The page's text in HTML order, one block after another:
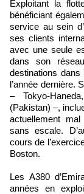
Exploitant la
bénéficiant
service au sein
ses clients
avec une seule
dans son
destinations
l’année dernière.
– Tokyo-
(Pakistan) –,
actuellement
sans escale.
cours de
Boston.
Les A380
années en